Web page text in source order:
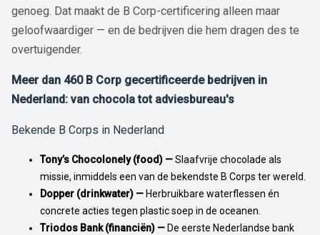
genoeg. Dat maakt de B Corp-certificering alleen maar
geloofwaardiger — en de bedrijven die hem dragen des te
overtuigender.
Meer dan 460 B Corp gecertificeerde bedrijven in
Nederland: van chocola tot adviesbureau's
Bekende B Corps in Nederland
Tony’s Chocolonely (food) —Slaafvrije chocolade als
missie, inmiddels een van de bekendste B Corps ter wereld.
Dopper (drinkwater) — Herbruikbare waterflessen én
concrete acties tegen plastic soep in de oceanen.
Triodos Bank (financiën) — De eerste Nederlandse bank